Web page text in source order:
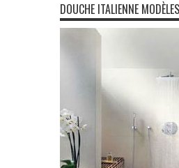
DOUCHE ITALIENNE